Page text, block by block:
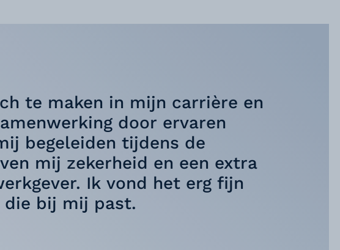
te maken in mijn carrière en
door ervaren
begeleiden tijdens de
mij zekerheid en een extra
Ik vond het erg fijn
bij mij past.